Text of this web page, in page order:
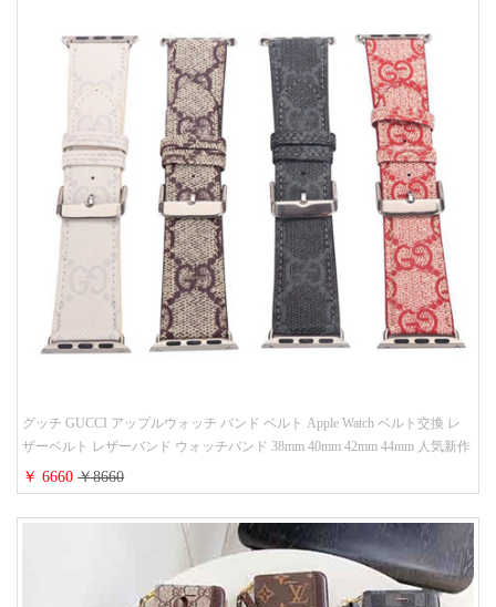
グッチ GUCCI アップルウォッチ バンド ベルト Apple Watch ベルト交換 レ
ザーベルト レザーバンド ウォッチバンド 38mm 40mm 42mm 44mm 人気新作
￥ 6660￥8660